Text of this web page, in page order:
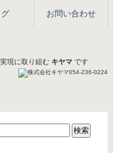
お問い合わせ
現に取り組む キヤマ です